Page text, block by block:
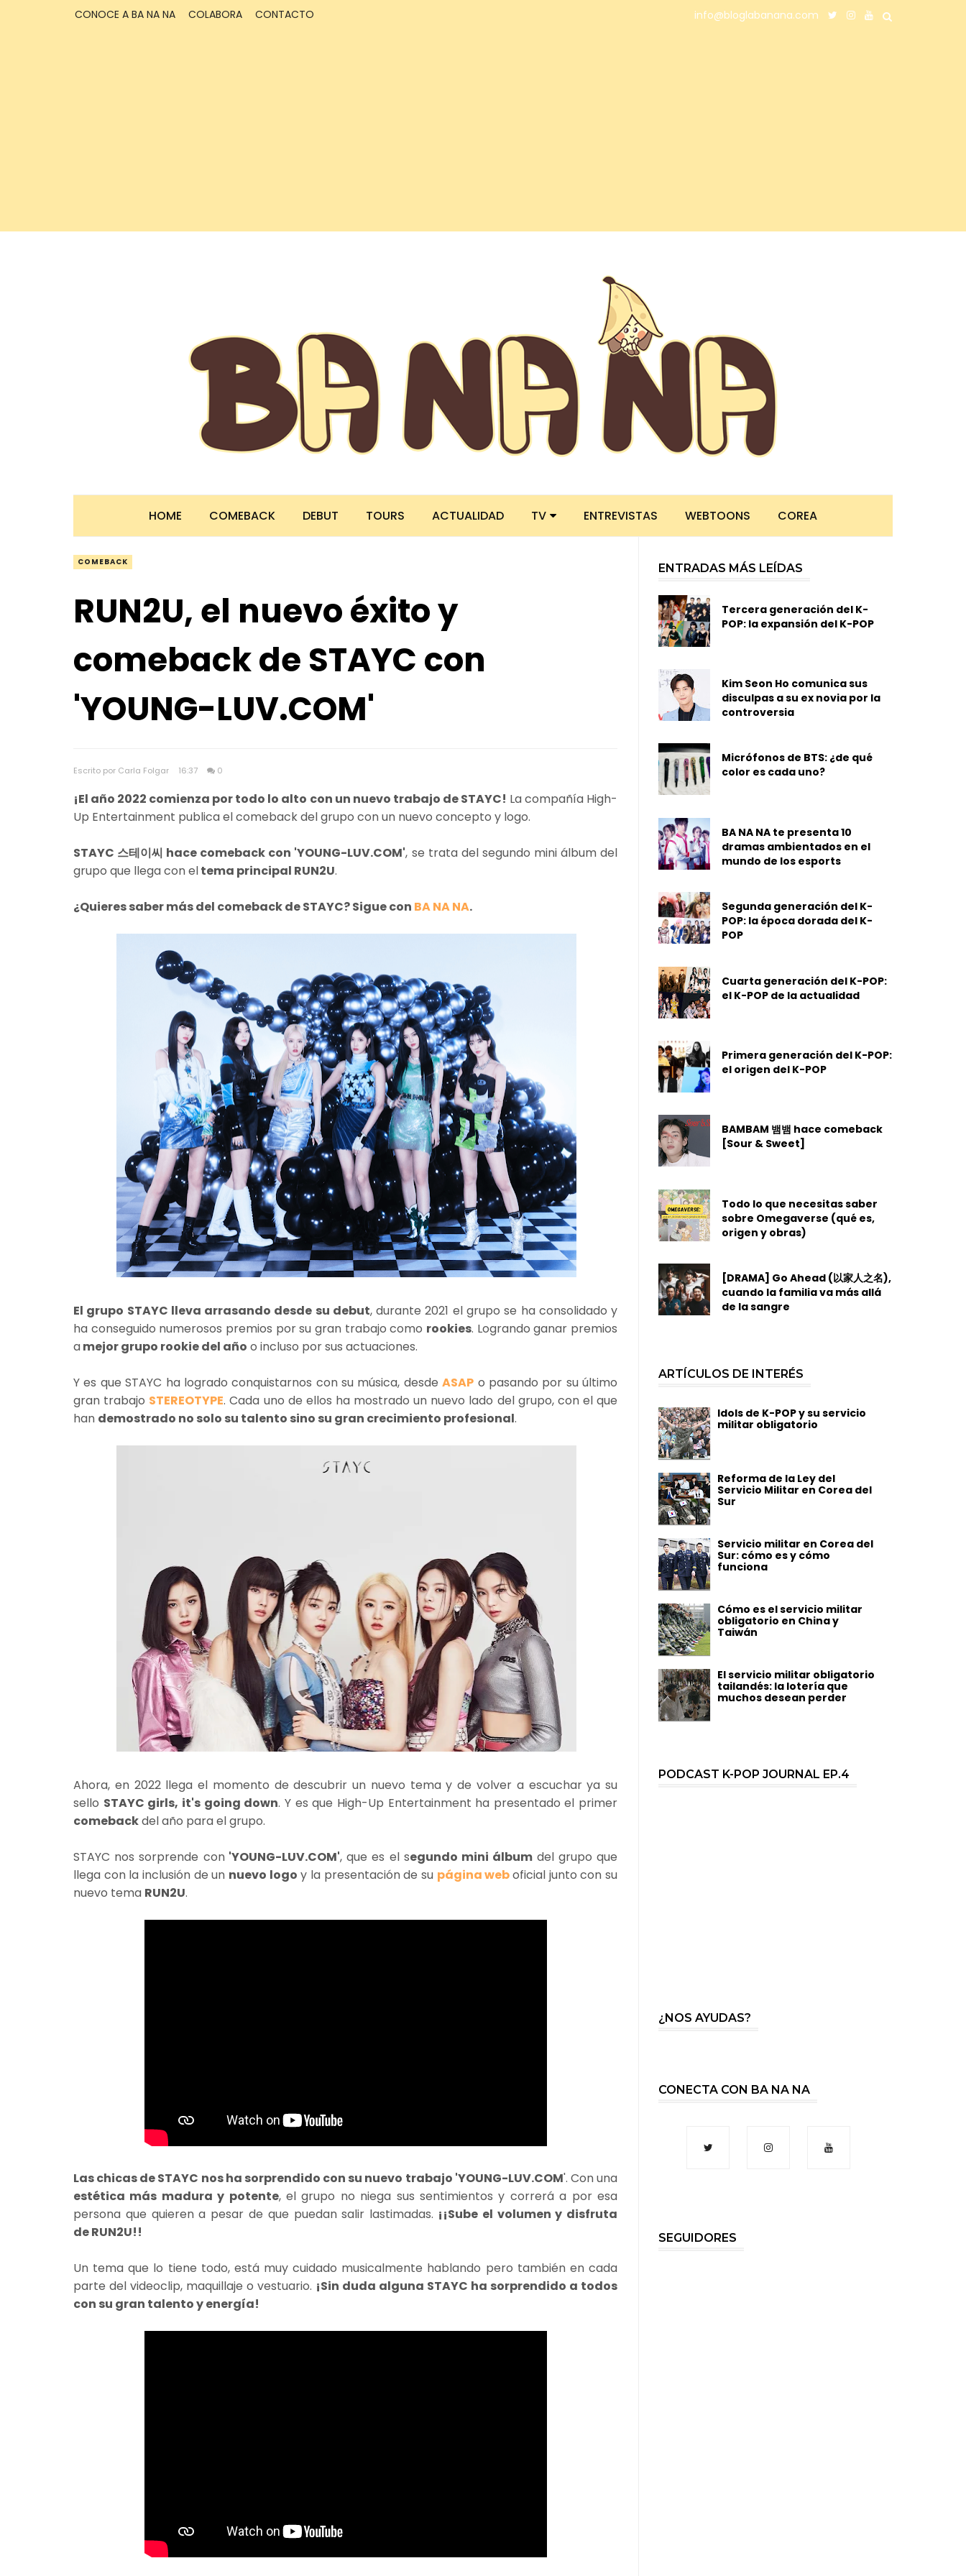
CONOCE A BA NA NA COLABORA CONTACTO info@bloglabanana.com
HOME COMEBACK DEBUT TOURS ACTUALIDAD TV ENTREVISTAS WEBTOONS COREA
COMEBACK
RUN2U, el nuevo éxito y
comeback de STAYC con
'YOUNG-LUV.COM'
Escrito por Carla Folgar 16:37 0
¡El año 2022 comienza por todo lo alto con un nuevo trabajo de STAYC! La compañía High-
Up Entertainment publica el comeback del grupo con un nuevo concepto y logo.
STAYC 스테이씨 hace comeback con 'YOUNG-LUV.COM', se trata del segundo mini álbum del
grupo que llega con eltema principal RUN2U.
¿Quieres saber más del comeback de STAYC? Sigue con BA NA NA.
El grupo STAYC lleva arrasando desde su debut, durante 2021 el grupo se ha consolidado y
ha conseguido numerosos premios por su gran trabajo como rookies. Logrando ganar premios
amejor grupo rookie del año o incluso por sus actuaciones.
Y es que STAYC ha logrado conquistarnos con su música, desdeASAP o pasando por su último
gran trabajo STEREOTYPE. Cada uno de ellos ha mostrado un nuevo lado del grupo, con el que
han demostrado no solo su talento sino su gran crecimiento profesional.
Ahora, en 2022 llega el momento de descubrir un nuevo tema y de volver a escuchar ya su
sello STAYC girls, it's going down. Y es que High-Up Entertainment ha presentado el primer
comebackdel año para el grupo.
STAYC nos sorprende con 'YOUNG-LUV.COM', que es el segundo mini álbum del grupo que
llega con la inclusión de un nuevo logo y la presentación de su página weboficial junto con su
nuevo tema RUN2U.
Las chicas de STAYC nos ha sorprendido con su nuevo trabajo 'YOUNG-LUV.COM'. Con una
estética más madura y potente, el grupo no niega sus sentimientos y correrá a por esa
persona que quieren a pesar de que puedan salir lastimadas. ¡¡Sube el volumen y disfruta
de RUN2U!!
Un tema que lo tiene todo, está muy cuidado musicalmente hablando pero también en cada
parte del videoclip, maquillaje o vestuario. ¡Sin duda alguna STAYC ha sorprendido a todos
con su gran talento y energía!
ENTRADAS MÁS LEÍDAS
Tercera generación del K-
POP: la expansión del K-POP
Kim Seon Ho comunica sus
disculpas a su ex novia por la
controversia
Micrófonos de BTS: ¿de qué
color es cada uno?
BA NA NA te presenta 10
dramas ambientados en el
mundo de los esports
Segunda generación del K-
POP: la época dorada del K-
POP
Cuarta generación del K-POP:
el K-POP de la actualidad
Primera generación del K-POP:
el origen del K-POP
BAMBAM 뱀뱀 hace comeback
[Sour & Sweet]
Todo lo que necesitas saber
sobre Omegaverse (qué es,
origen y obras)
[DRAMA] Go Ahead (以家人之名),
cuando la familia va más allá
de la sangre
ARTÍCULOS DE INTERÉS
Idols de K-POP y su servicio
militar obligatorio
Reforma de la Ley del
Servicio Militar en Corea del
Sur
Servicio militar en Corea del
Sur: cómo es y cómo
funciona
Cómo es el servicio militar
obligatorio en China y
Taiwán
El servicio militar obligatorio
tailandés: la lotería que
muchos desean perder
PODCAST K-POP JOURNAL EP.4
¿NOS AYUDAS?
CONECTA CON BA NA NA
SEGUIDORES